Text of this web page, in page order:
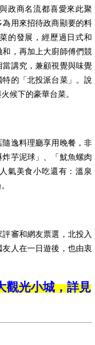
政商名流都喜愛來此聚
用來招待政商顯要的料
的發展，經歷過日式和
，再加上大廚師傅們競
講究，兼顧視覺與味覺
的「北投派台菜」。說
候下的豪華台菜。
逸料理廳享用晚餐，非
芋泥球」、「魷魚螺肉
氣美食小吃還有：溫泉
審和網友票選，北投入
人在一日遊後，也由衷
觀光小城，詳見